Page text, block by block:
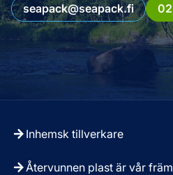
seapack@seapack.fi
Inhemsk tillverkare
Återvunnen plast är vår